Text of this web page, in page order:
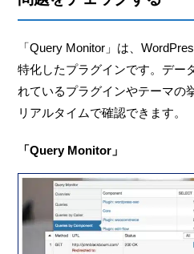
「Query Monitor」は、
特化したプラグインです。デー
れているプラグインやテーマの
リアルタイムで確認できます。
「Query Monitor」